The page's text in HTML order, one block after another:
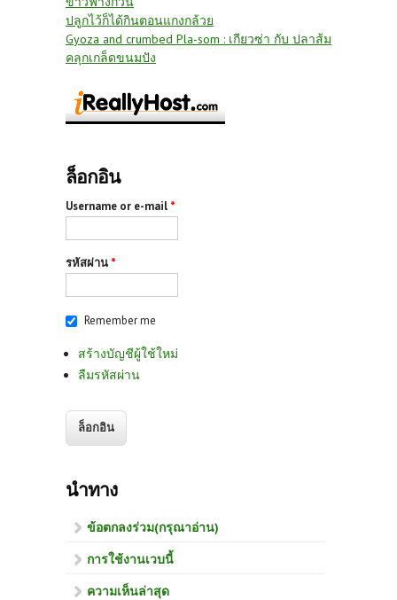
ปลูกไว้ก็ได้กินตอนแกงกล้วย
Gyoza and crumbed Pla-som : เกียวซ่า กับ ปลาส้ม
คลุกเกล็ดขนมปัง
ล็อกอิน
Username or e-mail *
รหัสผ่าน *
Remember me
สร้างบัญชีผู้ใช้ใหม่
ลืมรหัสผ่าน
นำทาง
ข้อตกลงร่วม(กรุณาอ่าน)
การใช้งานเวบนี้
ความเห็นล่าสุด